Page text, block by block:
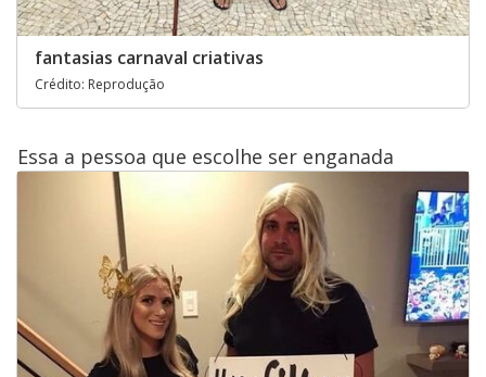
fantasias carnaval criativas
Crédito: Reprodução
Essa a pessoa que escolhe ser enganada